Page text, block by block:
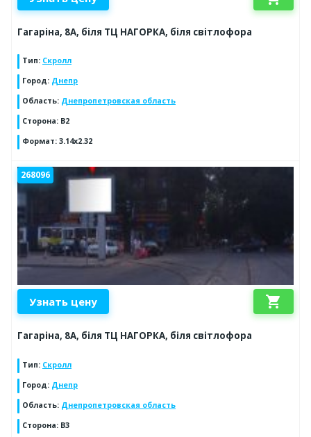
Гагаріна, 8А, біля ТЦ НАГОРКА, біля світлофора
Тип: Скролл
Город: Днепр
Область: Днепропетровская область
Сторона: В2
Формат: 3.14х2.32
268096
Узнать цену shopping_cart
Гагаріна, 8А, біля ТЦ НАГОРКА, біля світлофора
Тип: Скролл
Город: Днепр
Область: Днепропетровская область
Сторона: В3